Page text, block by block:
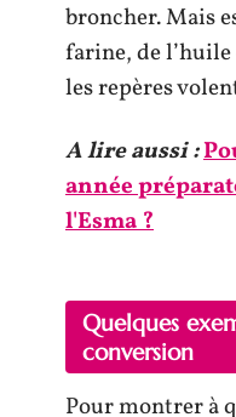
broncher. Mais
farine, de
les repères
A lire aussi :
année
l'Esma ?
Quelques
conversion
Pour montrer à